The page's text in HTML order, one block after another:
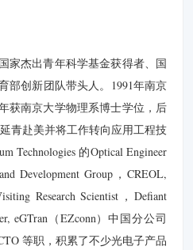
家杰出青年科学基金获得者、国
部创新团队带头人。1991年南京
获南京大学物理系博士学位，后
青赴美并将工作转向应用工程技
Technologies 的Optical Engineer
Development Group，CREOL,
Research Scientist，Defiant
eGTran（EZconn）中国分公司
等职，积累了不少光电子产品